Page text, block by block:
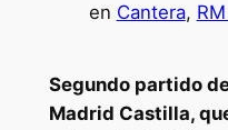
en Cantera,
Segundo partido
Madrid Castilla,